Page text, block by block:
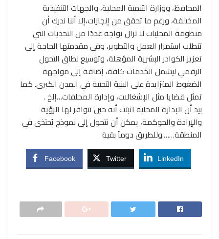
المحافظ، ووزارة التنمية المحلية، والجهات التنفيذية
المختلفة، ورغم ما تحقق من إنجازات،إلا أننا ندرك أن
منظومة المحليات لا تزال تواجه عددًا من التحديات التي
تتطلب استمرار العمل والتطوير، وفي مقدمتها الحاجة إلى
تعزيز الكوادر البشرية المؤهلة، وتوسيع نطاق التحول
الرقمي ليشمل الخدمات كافة، إضافة إلى مواجهة
الضغوط المتزايدة على البنية التحتية في المدن الكبرى. كما
تمثل قضايا مثل الإشغالات، وإدارة المخلفات…إلخ .
بيد أن الإدارة المحلية اثبتت أنه حين تتوافر لها الرؤية
والإرادة والحوكمة، يمكن أن تتحول إلى نموذج يُحتذى في
المنطقة…….وللطريق دوماً بقية
Facebook Twitter LinkedIn